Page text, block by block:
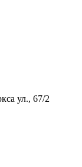
ул., 67/2